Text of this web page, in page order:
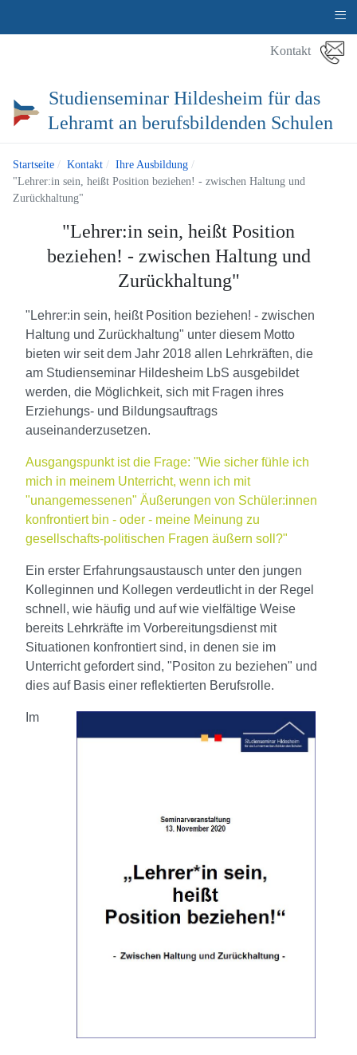
Kontakt
Studienseminar Hildesheim für das
Lehramt an berufsbildenden Schulen
Startseite Kontakt
Ihre Ausbildung
"Lehrer:in sein, heißt Position beziehen! - zwischen Haltung und
Zurückhaltung"
"Lehrer:in sein, heißt Position
beziehen! - zwischen Haltung und
Zurückhaltung"
"Lehrer:in sein, heißt Position beziehen! - zwischen
Haltung und Zurückhaltung" unter diesem Motto
bieten wir seit dem Jahr 2018 allen Lehrkräften, die
am Studienseminar Hildesheim LbS ausgebildet
werden, die Möglichkeit, sich mit Fragen ihres
Erziehungs- und Bildungsauftrags
auseinanderzusetzen.
Ausgangspunkt ist die Frage: "Wie sicher fühle ich
mich in meinem Unterricht, wenn ich mit
"unangemessenen" Äußerungen von Schüler:innen
konfrontiert bin - oder - meine Meinung zu
gesellschafts-politischen Fragen äußern soll?"
Ein erster Erfahrungsaustausch unter den jungen
Kolleginnen und Kollegen verdeutlicht in der Regel
schnell, wie häufig und auf wie vielfältige Weise
bereits Lehrkräfte im Vorbereitungsdienst mit
Situationen konfrontiert sind, in denen sie im
Unterricht gefordert sind, "Positon zu beziehen" und
dies auf Basis einer reflektierten Berufsrolle.
Im
≡